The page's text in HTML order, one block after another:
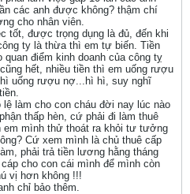
các anh được không? thậm chí
cho nhân viên.
tốt, được trọng dụng là đủ, đến khi
ty là thừa thì em tự biến. Tiền
điểm kinh doanh của công tỵ
hết, nhiều tiền thì em uống rượu
uống rượu nợ...hì hì, suy nghĩ
lệ làm cho con cháu đời nay lúc nào
thấp hèn, cứ phải đi làm thuê
em mình thử thoát ra khỏi tư tưởng
Cứ xem mình là chủ thuê cấp
phải trả tiền lương hằng tháng
cho con cái mình để mình còn
vị hơn không !!!
chỉ bảo thêm.